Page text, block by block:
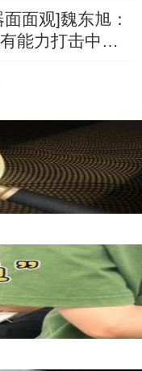
面观]魏东旭：
能力打击中东